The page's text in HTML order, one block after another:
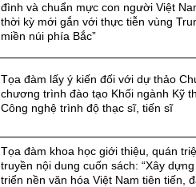
đình và chuẩn mực con người Việt
thời kỳ mới gắn với thực tiễn vùng
miền núi phía Bắc”
Tọa đàm lấy ý kiến đối với dự thảo
chương trình đào tạo Khối ngành Kỹ
Công nghệ trình độ thạc sĩ, tiến sĩ
Tọa đàm khoa học giới thiệu, quán
truyền nội dung cuốn sách: “Xây
triển nền văn hóa Việt Nam tiên tiến,